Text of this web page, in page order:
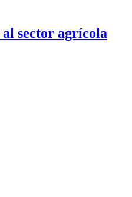
sector agrícola